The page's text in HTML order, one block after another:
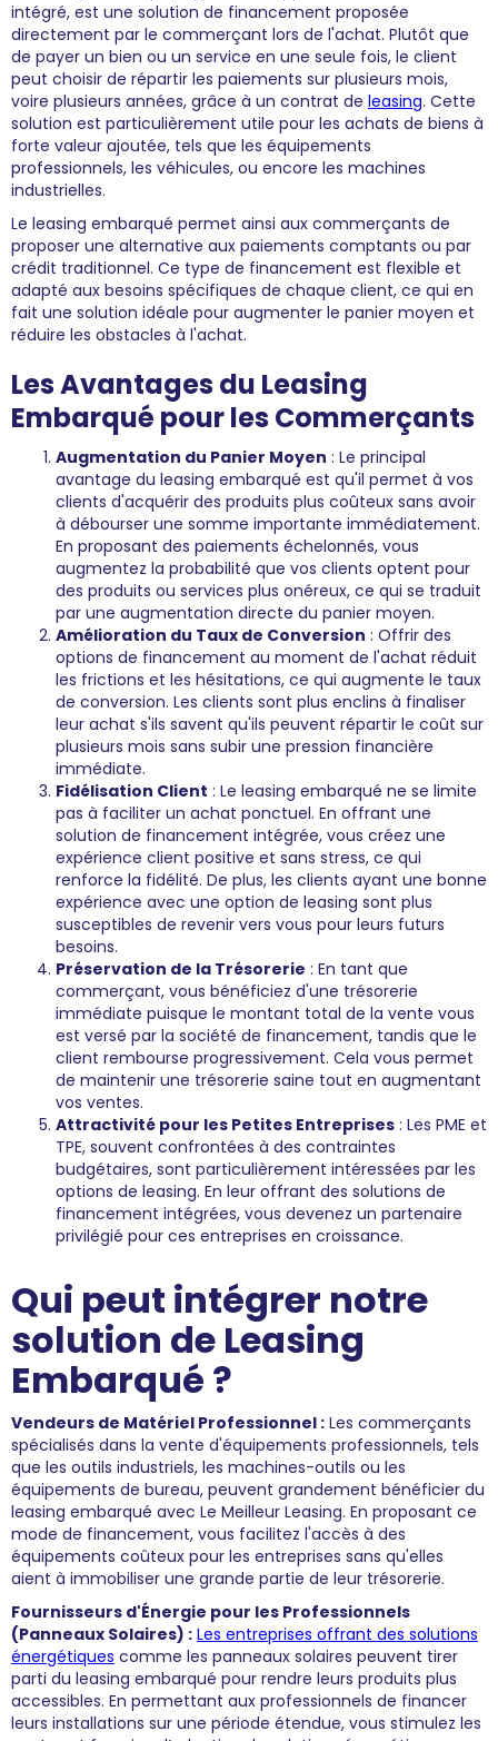
intégré, est une solution de financement proposée
directement par le commerçant lors de l'achat. Plutôt que
de payer un bien ou un service en une seule fois, le client
peut choisir de répartir les paiements sur plusieurs mois,
voire plusieurs années, grâce à un contrat de leasing. Cette
solution est particulièrement utile pour les achats de biens à
forte valeur ajoutée, tels que les équipements
professionnels, les véhicules, ou encore les machines
industrielles.
Le leasing embarqué permet ainsi aux commerçants de
proposer une alternative aux paiements comptants ou par
crédit traditionnel. Ce type de financement est flexible et
adapté aux besoins spécifiques de chaque client, ce qui en
fait une solution idéale pour augmenter le panier moyen et
réduire les obstacles à l'achat.
Les Avantages du Leasing
Embarqué pour les Commerçants
Augmentation du Panier Moyen : Le principal
avantage du leasing embarqué est qu'il permet à vos
clients d'acquérir des produits plus coûteux sans avoir
à débourser une somme importante immédiatement.
En proposant des paiements échelonnés, vous
augmentez la probabilité que vos clients optent pour
des produits ou services plus onéreux, ce qui se traduit
par une augmentation directe du panier moyen.
Amélioration du Taux de Conversion : Offrir des
options de financement au moment de l'achat réduit
les frictions et les hésitations, ce qui augmente le taux
de conversion. Les clients sont plus enclins à finaliser
leur achat s'ils savent qu'ils peuvent répartir le coût sur
plusieurs mois sans subir une pression financière
immédiate.
Fidélisation Client : Le leasing embarqué ne se limite
pas à faciliter un achat ponctuel. En offrant une
solution de financement intégrée, vous créez une
expérience client positive et sans stress, ce qui
renforce la fidélité. De plus, les clients ayant une bonne
expérience avec une option de leasing sont plus
susceptibles de revenir vers vous pour leurs futurs
besoins.
Préservation de la Trésorerie : En tant que
commerçant, vous bénéficiez d'une trésorerie
immédiate puisque le montant total de la vente vous
est versé par la société de financement, tandis que le
client rembourse progressivement. Cela vous permet
de maintenir une trésorerie saine tout en augmentant
vos ventes.
Attractivité pour les Petites Entreprises : Les PME et
TPE, souvent confrontées à des contraintes
budgétaires, sont particulièrement intéressées par les
options de leasing. En leur offrant des solutions de
financement intégrées, vous devenez un partenaire
privilégié pour ces entreprises en croissance.
Qui peut intégrer notre
solution de Leasing
Embarqué ?
Vendeurs de Matériel Professionnel : Les commerçants
spécialisés dans la vente d'équipements professionnels, tels
que les outils industriels, les machines-outils ou les
équipements de bureau, peuvent grandement bénéficier du
leasing embarqué avec Le Meilleur Leasing. En proposant ce
mode de financement, vous facilitez l'accès à des
équipements coûteux pour les entreprises sans qu'elles
aient à immobiliser une grande partie de leur trésorerie.
Fournisseurs d'Énergie pour les Professionnels
(Panneaux Solaires) : Les entreprises offrant des solutions
énergétiques comme les panneaux solaires peuvent tirer
parti du leasing embarqué pour rendre leurs produits plus
accessibles. En permettant aux professionnels de financer
leurs installations sur une période étendue, vous stimulez les